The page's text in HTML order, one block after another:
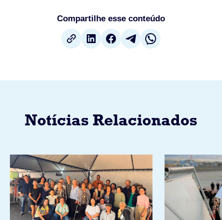
Compartilhe esse conteúdo
Notícias Relacionados